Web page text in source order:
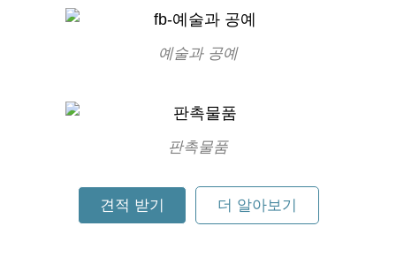
예술과 공예
판촉물품
견적 받기 더 알아보기